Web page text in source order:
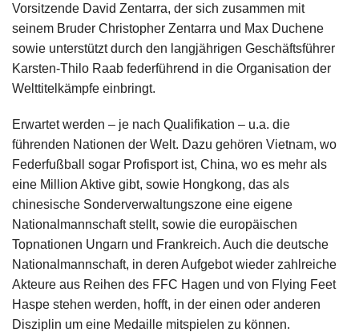
Vorsitzende David Zentarra, der sich zusammen mit
seinem Bruder Christopher Zentarra und Max Duchene
sowie unterstützt durch den langjährigen Geschäftsführer
Karsten-Thilo Raab federführend in die Organisation der
Welttitelkämpfe einbringt.
Erwartet werden – je nach Qualifikation – u.a. die
führenden Nationen der Welt. Dazu gehören Vietnam, wo
Federfußball sogar Profisport ist, China, wo es mehr als
eine Million Aktive gibt, sowie Hongkong, das als
chinesische Sonderverwaltungszone eine eigene
Nationalmannschaft stellt, sowie die europäischen
Topnationen Ungarn und Frankreich. Auch die deutsche
Nationalmannschaft, in deren Aufgebot wieder zahlreiche
Akteure aus Reihen des FFC Hagen und von Flying Feet
Haspe stehen werden, hofft, in der einen oder anderen
Disziplin um eine Medaille mitspielen zu können.